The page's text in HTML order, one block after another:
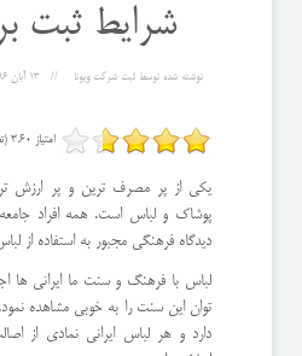
شرایط ثبت
نوشته شده توسطثبت شرکت ویونا 13 آبان 1396
امتیاز 3.60 (تعداد رای 21)
یکی از پر مصرف ترین و پر ارزش
پوشاک و لباس است. همه افراد
دیدگاه فرهنگی مجبور به استفاده از
لباس با فرهنگ و سنت ما ایرانی ها
توان این سنت را به خوبی مشاهده
دارد و هر لباس ایرانی نمادی از